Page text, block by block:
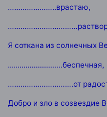
…………………..врастаю,
Я соткана из солнечных
............................беспечная,
………………………….от
Добро и зло в созвездие